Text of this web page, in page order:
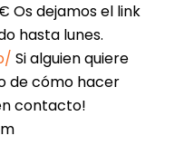
Os dejamos el link
hasta lunes.
Si alguien quiere
de cómo hacer
contacto!